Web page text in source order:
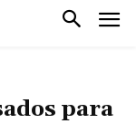
para